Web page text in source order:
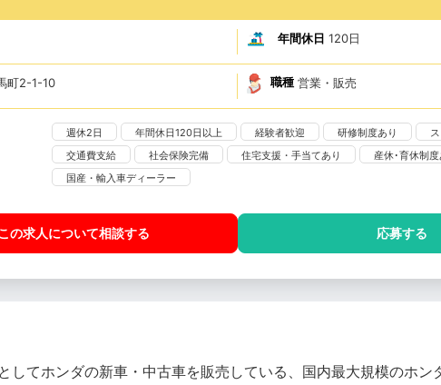
年間休日 120日
町2-1-10 職種 営業・販売
週休2日 年間休日120日以上 経験者歓迎 研修制度あり
交通費支給
社会保険完備 住宅支援・手当てあり
産休･育休制
国産・輸入車ディーラー
の求人について相談する 応募する
してホンダの新車・中古車を販売している、国内最大規模のホン